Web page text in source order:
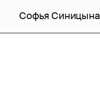
Софья Синицына